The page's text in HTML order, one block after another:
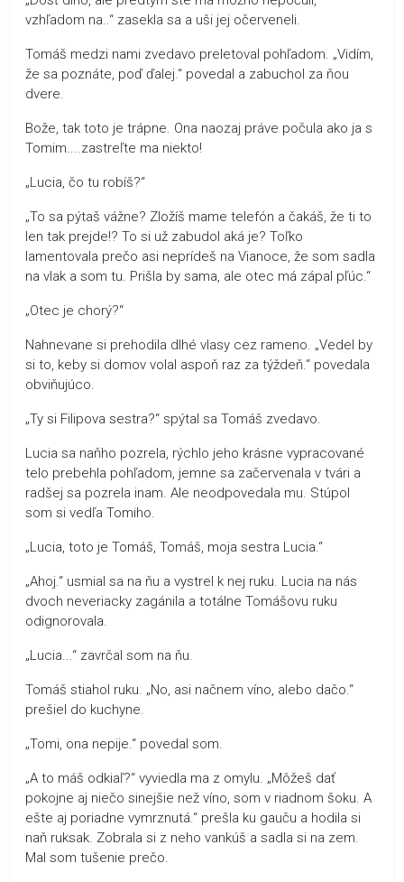
vzhľadom na..“ zasekla sa a uši jej očerveneli.
Tomáš medzi nami zvedavo preletoval pohľadom. „Vidím,
že sa poznáte, poď ďalej.“ povedal a zabuchol za ňou
dvere.
Bože, tak toto je trápne. Ona naozaj práve počula ako ja s
Tomim....zastreľte ma niekto!
„Lucia, čo tu robíš?“
„To sa pýtaš vážne? Zložíš mame telefón a čakáš, že ti to
len tak prejde!? To si už zabudol aká je? Toľko
lamentovala prečo asi neprídeš na Vianoce, že som sadla
na vlak a som tu. Prišla by sama, ale otec má zápal pľúc.“
„Otec je chorý?“
Nahnevane si prehodila dlhé vlasy cez rameno. „Vedel by
si to, keby si domov volal aspoň raz za týždeň.“ povedala
obviňujúco.
„Ty si Filipova sestra?“ spýtal sa Tomáš zvedavo.
Lucia sa naňho pozrela, rýchlo jeho krásne vypracované
telo prebehla pohľadom, jemne sa začervenala v tvári a
radšej sa pozrela inam. Ale neodpovedala mu. Stúpol
som si vedľa Tomiho.
„Lucia, toto je Tomáš, Tomáš, moja sestra Lucia.“
„Ahoj.“ usmial sa na ňu a vystrel k nej ruku. Lucia na nás
dvoch neveriacky zagánila a totálne Tomášovu ruku
odignorovala.
„Lucia...“ zavrčal som na ňu.
Tomáš stiahol ruku. „No, asi načnem víno, alebo dačo.“
prešiel do kuchyne.
„Tomi, ona nepije.“ povedal som.
„A to máš odkiaľ?“ vyviedla ma z omylu. „Môžeš dať
pokojne aj niečo sinejšie než víno, som v riadnom šoku. A
ešte aj poriadne vymrznutá.“ prešla ku gauču a hodila si
naň ruksak. Zobrala si z neho vankúš a sadla si na zem.
Mal som tušenie prečo.